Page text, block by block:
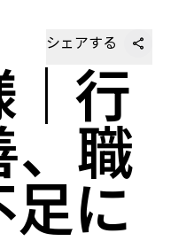
シェアする
｜行
、職
に